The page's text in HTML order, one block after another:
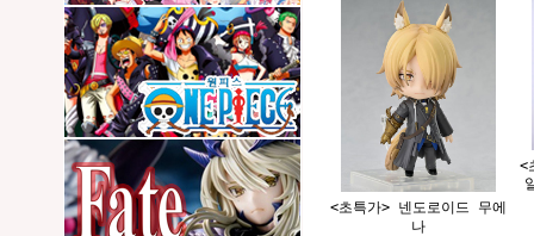
<초특가> 넨도로이드 무에
나
<